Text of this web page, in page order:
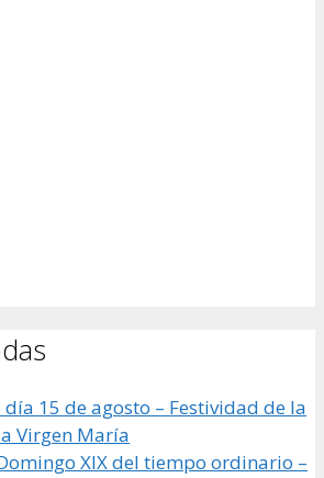
15 de agosto – Festividad de la
Virgen María
XIX del tiempo ordinario –